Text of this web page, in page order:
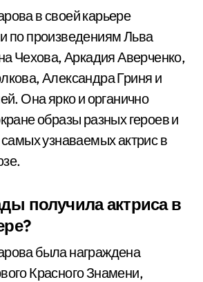
в своей карьере
по произведениям Льва
Чехова, Аркадия Аверченко,
Александра Гриня и
Она ярко и органично
образы разных героев и
узнаваемых актрис в
получила актриса в
была награждена
Красного Знамени,